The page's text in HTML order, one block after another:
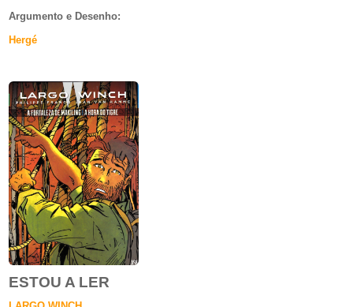
Argumento e Desenho:
Hergé
ESTOU A LER